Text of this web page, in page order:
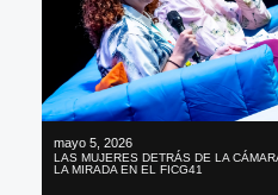
mayo 5, 2026
LAS MUJERES DETRÁS DE LA
LA MIRADA EN EL FICG41